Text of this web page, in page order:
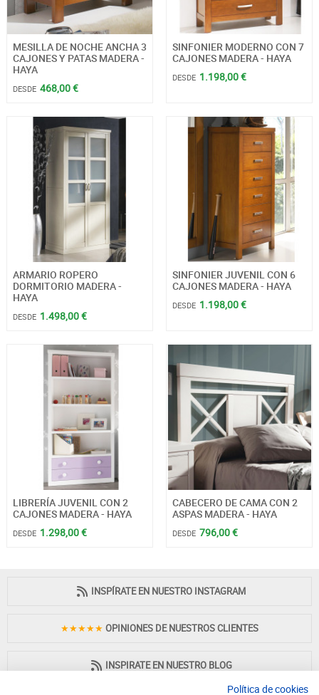
MESILLA DE NOCHE ANCHA 3
CAJONES Y PATAS MADERA -
HAYA
DESDE 468,00 €
SINFONIER MODERNO CON 7
CAJONES MADERA - HAYA
DESDE 1.198,00 €
ARMARIO ROPERO
DORMITORIO MADERA -
HAYA
DESDE 1.498,00 €
SINFONIER JUVENIL CON 6
CAJONES MADERA - HAYA
DESDE 1.198,00 €
LIBRERÍA JUVENIL CON 2
CAJONES MADERA - HAYA
DESDE 1.298,00 €
CABECERO DE CAMA CON 2
ASPAS MADERA - HAYA
DESDE 796,00 €
INSPÍRATE EN NUESTRO INSTAGRAM
★★★★★ OPINIONES DE NUESTROS CLIENTES
INSPIRATE EN NUESTRO BLOG
Política de cookies